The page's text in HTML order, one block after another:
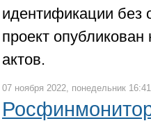
идентификации без
проект
актов.
07 ноября 2022, понедельник 16:41